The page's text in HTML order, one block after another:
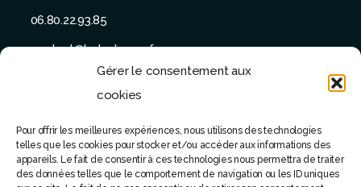
Gérer le consentement aux
cookies
Pour offrir les meilleures expériences, nous utilisons des technologies
telles que les cookies pour stocker et/ou accéder aux informations des
appareils. Le fait de consentir à ces technologies nous permettra de traiter
des données telles que le comportement de navigation ou les ID uniques
06.80.22.93.85
contact@batu-taman.fr
SUIVEZ-NOUS